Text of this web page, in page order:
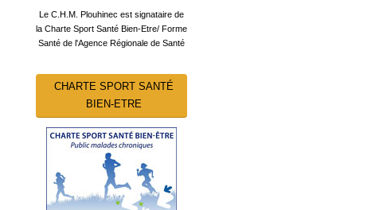
Le C.H.M. Plouhinec est signataire de
la Charte Sport Santé Bien-Etre/ Forme
Santé de l'Agence Régionale de Santé
CHARTE SPORT SANTÉ
BIEN-ETRE